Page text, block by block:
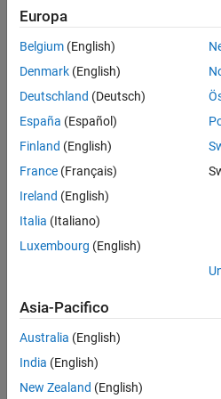
Getting Started with
Based Boards
Use Connected IO in STM32™
illustrates how to progressively
to read and write values to and
How useful was
Europa
Belgium (English)
Denmark (English)
Deutschland (Deutsch)
España (Español)
Finland (English)
France (Français)
Ireland (English)
Italia (Italiano)
Luxembourg (English)
Asia-Pacifico
Australia (English)
India (English)
New Zealand (English)
© 1994-2026 The MathWorks, Inc.